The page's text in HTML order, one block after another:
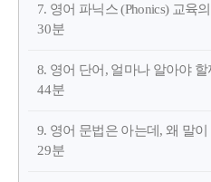
7. 영어 파닉스 (Phonics) 교육
30분
8. 영어 단어, 얼마나 알아야 할
44분
9. 영어 문법은 아는데, 왜 말
29분